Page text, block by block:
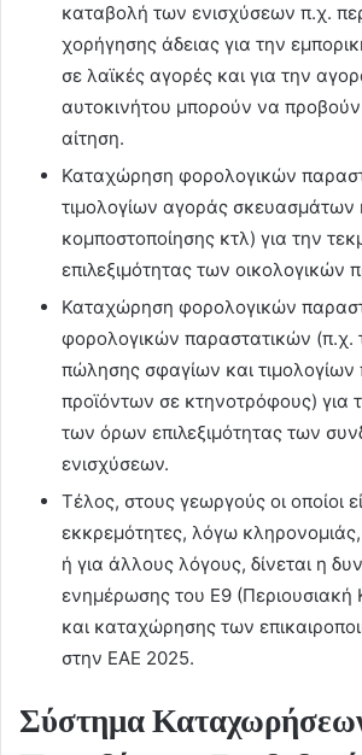
καταβολή των ενισχύσεων π.χ.
χορήγησης άδειας για την
σε λαϊκές αγορές και για την
αυτοκινήτου μπορούν να
αίτηση.
Καταχώρηση φορολογικών
τιμολογίων αγοράς σκευασμάτων
κομποστοποίησης κτλ) για την
επιλεξιμότητας των οικολογικών
Καταχώρηση φορολογικών
φορολογικών παραστατικών (π.χ.
πώλησης σφαγίων και
προϊόντων σε κτηνοτρόφους) για
των όρων επιλεξιμότητας των
ενισχύσεων.
Τέλος, στους γεωργούς οι οποίοι
εκκρεμότητες, λόγω
ή για άλλους λόγους, δίνεται η
ενημέρωσης του Ε9 (Περιουσιακή
και καταχώρησης των
στην ΕΑΕ 2025.
Σύστημα